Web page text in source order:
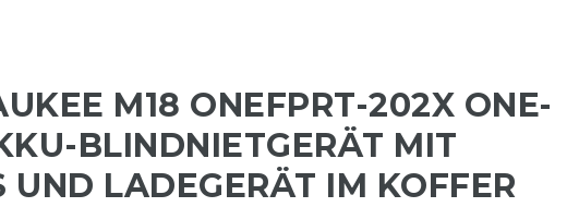
M18 ONEFPRT-202X ONE-
BLINDNIETGERÄT MIT
UND LADEGERÄT IM KOFFER